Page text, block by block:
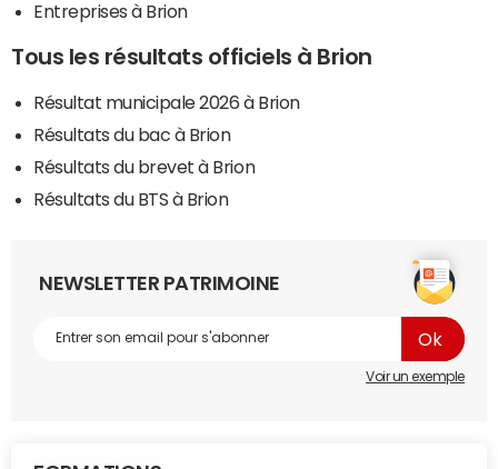
Entreprises à Brion
Tous les résultats officiels à Brion
Résultat municipale 2026 à Brion
Résultats du bac à Brion
Résultats du brevet à Brion
Résultats du BTS à Brion
NEWSLETTER PATRIMOINE
Voir un exemple